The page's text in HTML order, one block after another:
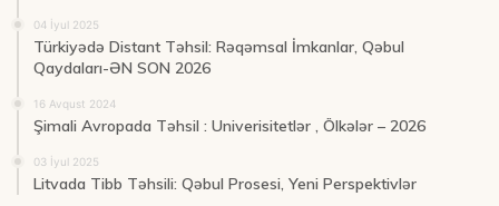
04 İyul 2025
Türkiyədə Distant Təhsil: Rəqəmsal İmkanlar, Qəbul
Qaydaları-ƏN SON 2026
16 Avqust 2024
Şimali Avropada Təhsil : Univerisitetlər , Ölkələr – 2026
03 İyul 2025
Litvada Tibb Təhsili: Qəbul Prosesi, Yeni Perspektivlər